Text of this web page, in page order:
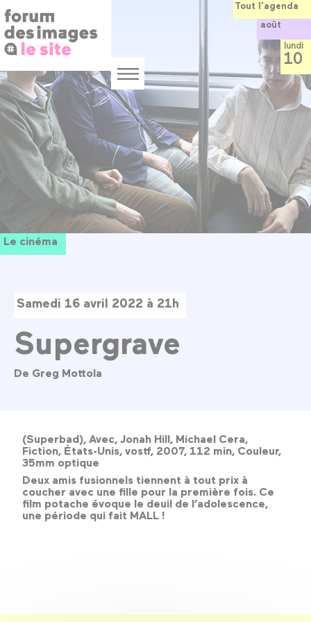
au
contenu
principal
Menu
Le cinéma
Samedi 16 avril 2022 à 21h
Supergrave
De Greg Mottola
(Superbad), Avec, Jonah Hill, Michael Cera,
Fiction, États-Unis, vostf, 2007, 112 min, Couleur,
35mm optique
Deux amis fusionnels tiennent à tout prix à
coucher avec une fille pour la première fois. Ce
film potache évoque le deuil de l’adolescence,
une période qui fait MALL !
Tout l’agenda
août
lundi
10